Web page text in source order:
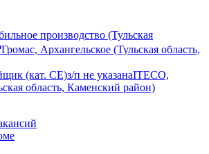
производство (Тульская
Громас, Архангельское (Тульская область,
(кат. CE)з/п не указанаITECO,
область, Каменский район)